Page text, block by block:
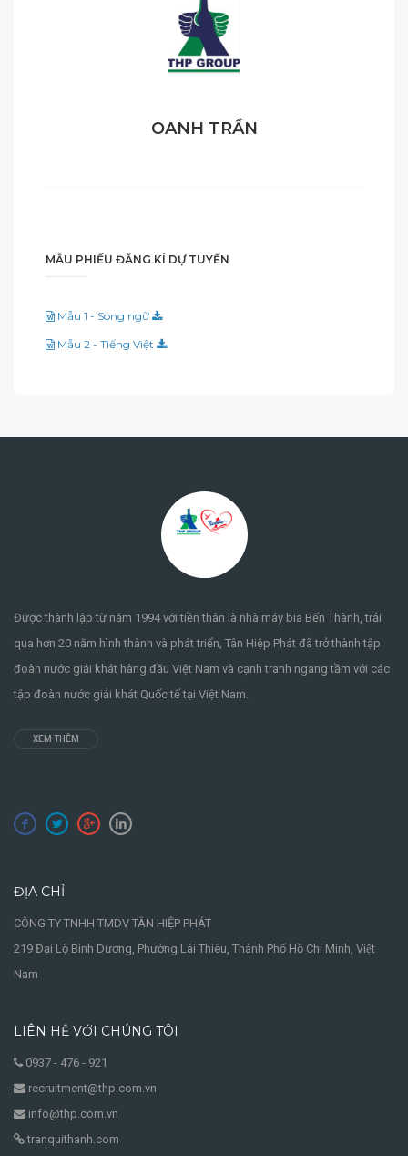
OANH TRẦN
MẪU PHIẾU ĐĂNG KÍ DỰ TUYỂN
Mẫu 1 - Song ngữ
Mẫu 2 - Tiếng Việt
Được thành lập từ năm 1994 với tiền thân là nhà máy bia Bến Thành, trải
qua hơn 20 năm hình thành và phát triển, Tân Hiệp Phát đã trở thành tập
đoàn nước giải khát hàng đầu Việt Nam và cạnh tranh ngang tầm với các
tập đoàn nước giải khát Quốc tế tại Việt Nam.
XEM THÊM
ĐỊA CHỈ
CÔNG TY TNHH TMDV TÂN HIỆP PHÁT
219 Đại Lộ Bình Dương, Phường Lái Thiêu, Thành Phố Hồ Chí Minh, Việt
Nam
LIÊN HỆ VỚI CHÚNG TÔI
0937 - 476 - 921
recruitment@thp.com.vn
info@thp.com.vn
tranquithanh.com